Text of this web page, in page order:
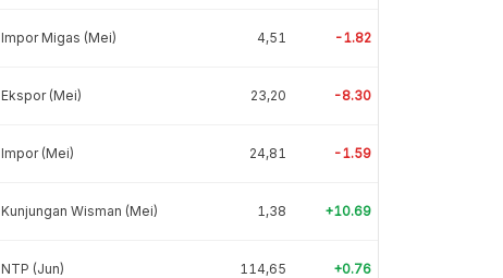
Impor Migas (Mei) 4,51 -1.82
Ekspor (Mei) 23,20 -8.30
Impor (Mei) 24,81 -1.59
Kunjungan Wisman (Mei) 1,38 +10.69
NTP (Jun) 114,65 +0.76